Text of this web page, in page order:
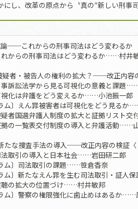
にし、改革の原点から〝真の″新しい刑事司
──これからの刑事司法はどう変わるか
からの刑事司法はどう変わるか……村井
者・被告人の権利の拡大？──改正内容
訴訟法学から見る可視化の意義と課題
化は弁護をどう変えるか……小池振一郎
ム〕えん罪被害者は可視化をどう見るか
者国選弁護人制度の拡大と証拠リスト
の一覧表交付制度の導入と弁護活動……
な捜査手法の導入──改正内容の検証〈
取引の導入と日本社会……岩田研二郎
ラム〕司法取引の課題……笹倉香奈
ム〕新たなえん罪を生む司法取引・証人
の拡大の位置づけ……村井敏邦
ム〕警察の権限強化に歯止めはあるか……